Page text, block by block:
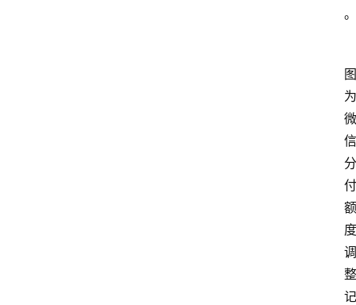
。
图
为
微
信
分
付
额
度
调
整
记